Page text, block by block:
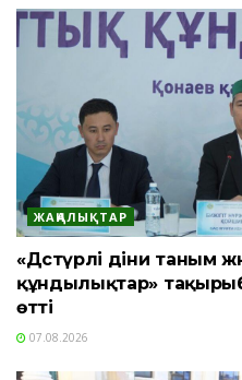
ЖАҢАЛЫҚТАР
«Дәстүрлі діни таным
құндылықтар»
өтті
07.08.2026